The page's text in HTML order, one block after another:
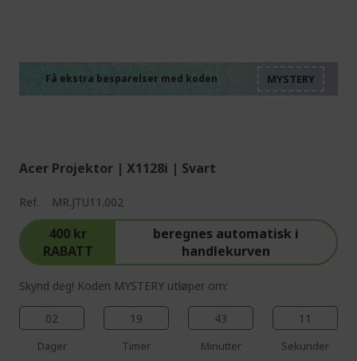
Få ekstra besparelser med koden
Acer Projektor | X1128i | Svart
Ref. MR.JTU11.002
400 kr
RABATT
beregnes automatisk i
handlekurven
Skynd deg! Koden MYSTERY utløper om:
02
Dager
19
Timer
43
Minutter
10
Sekunder